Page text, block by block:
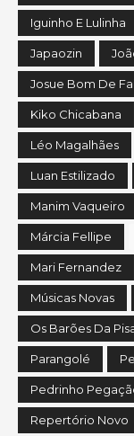
Iguinho E Lulinha
Japaozin
Josue Bom De
Kiko Chicabana
Léo Magalhães
Luan Estilizado
Manim Vaqueiro
Márcia Fellipe
Mari Fernandez
Músicas Novas
Os Barões Da
Parangolé
Pedrinho
Repertório Novo